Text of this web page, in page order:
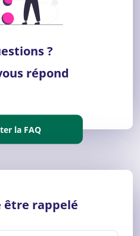
?
répond
la FAQ
être rappelé